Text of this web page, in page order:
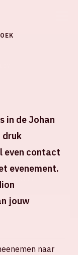
in de Johan
druk
even contact
evenement.
jouw
naar